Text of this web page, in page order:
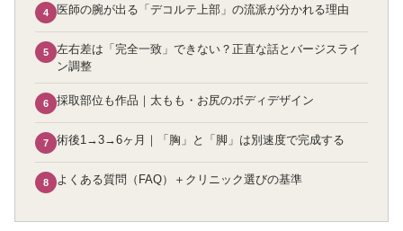
4 医師の腕が出る「デコルテ上部」の流派が分かれる理由
5
左右差は「完全一致」できない？正直な話とバージスライ
ン調整
6 採取部位も作品｜太もも・お尻のボディデザイン
7 術後1→3→6ヶ月｜「胸」と「脚」は別速度で完成する
8 よくある質問（FAQ）＋クリニック選びの基準